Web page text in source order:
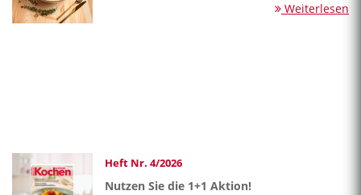
Weiterlesen
Heft Nr. 4/2026
Nutzen Sie die 1+1 Aktion!